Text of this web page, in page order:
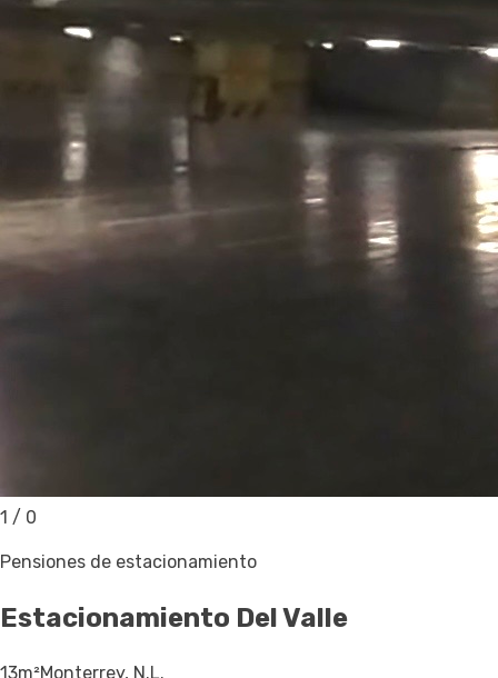
1 / 0
Pensiones de estacionamiento
Estacionamiento Del Valle
13m²Monterrey, N.L.